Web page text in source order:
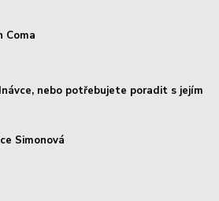
Coma
nebo potřebujete poradit s jejím
Simonová